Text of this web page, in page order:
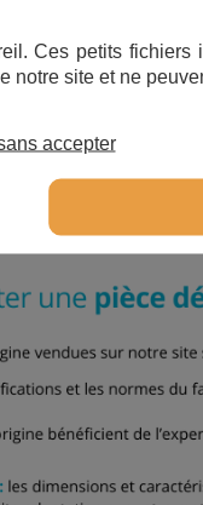
Ces petits
site et ne
accepter